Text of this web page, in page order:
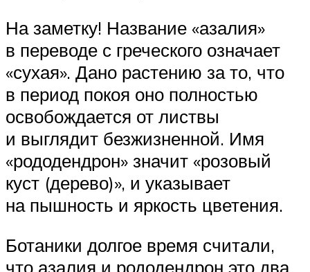
На заметку! Название «азалия»
в переводе с греческого означает
«сухая». Дано растению за то, что
в период покоя оно полностью
освобождается от листвы
и выглядит безжизненной. Имя
«рододендрон» значит «розовый
куст (дерево)», и указывает
на пышность и яркость цветения.
Ботаники долгое время считали,
что азалия и рододендрон это два